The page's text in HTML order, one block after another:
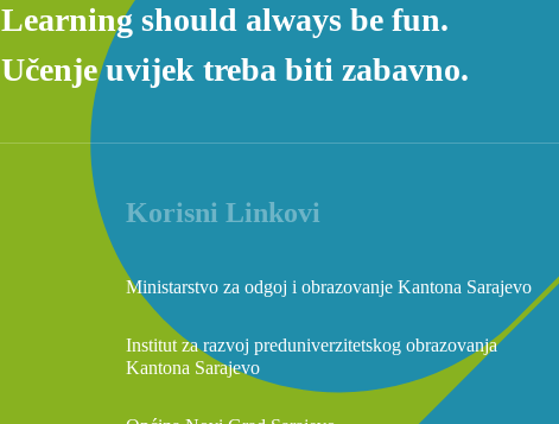
Learning should always be fun.
Učenje uvijek treba biti zabavno.
Korisni Linkovi
Ministarstvo za odgoj i obrazovanje Kantona Sarajevo
Institut za razvoj preduniverzitetskog obrazovanja
Kantona Sarajevo